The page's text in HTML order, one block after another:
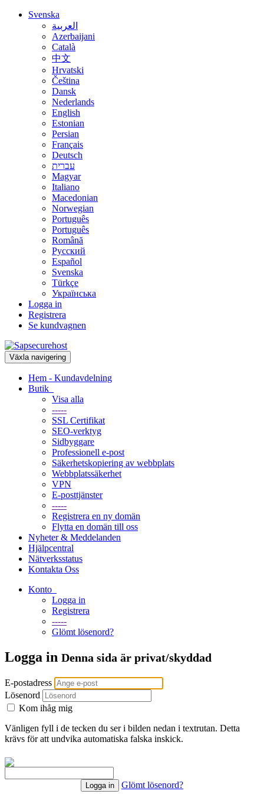
Svenska
العربية
Azerbaijani
Català
中文
Hrvatski
Čeština
Dansk
Nederlands
English
Estonian
Persian
Français
Deutsch
עברית
Magyar
Italiano
Macedonian
Norwegian
Português
Português
Română
Русский
Español
Svenska
Türkçe
Українська
Logga in
Registrera
Se kundvagnen
Växla navigering
Hem - Kundavdelning
Butik
Visa alla
-----
SSL Certifikat
SEO-verktyg
Sidbyggare
Professionell e-post
Säkerhetskopiering av webbplats
Webbplatssäkerhet
VPN
E-posttjänster
-----
Registrera en ny domän
Flytta en domän till oss
Nyheter & Meddelanden
Hjälpcentral
Nätverksstatus
Kontakta Oss
Konto
Logga in
Registrera
-----
Glömt lösenord?
Logga in Denna sida är privat/skyddad
E-postadress
Lösenord
Kom ihåg mig
Vänligen fyll i de tecken du ser i bilden nedan i textrutan. Detta
krävs för att undvika automatiska falska inskick.
Glömt lösenord?